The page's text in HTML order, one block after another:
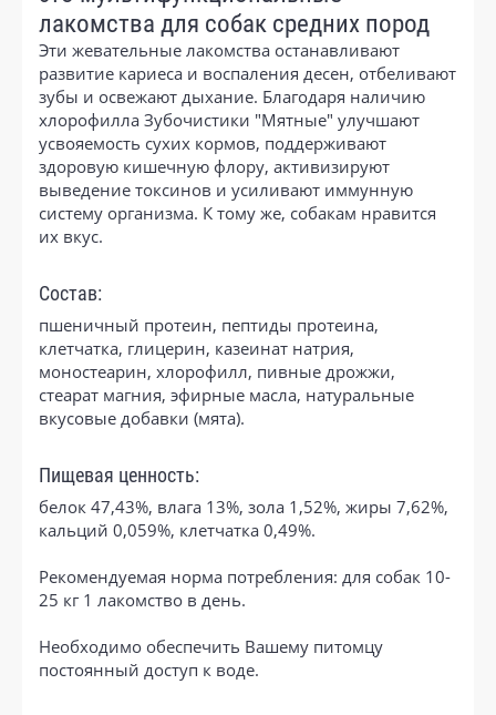
лакомства для собак средних пород
Эти жевательные лакомства останавливают
развитие кариеса и воспаления десен, отбеливают
зубы и освежают дыхание. Благодаря наличию
хлорофилла Зубочистики "Мятные" улучшают
усвояемость сухих кормов, поддерживают
здоровую кишечную флору, активизируют
выведение токсинов и усиливают иммунную
систему организма. К тому же, собакам нравится
их вкус.
Состав:
пшеничный протеин, пептиды протеина,
клетчатка, глицерин, казеинат натрия,
моностеарин, хлорофилл, пивные дрожжи,
стеарат магния, эфирные масла, натуральные
вкусовые добавки (мята).
Пищевая ценность:
белок 47,43%, влага 13%, зола 1,52%, жиры 7,62%,
кальций 0,059%, клетчатка 0,49%.
Рекомендуемая норма потребления: для собак 10-
25 кг 1 лакомство в день.
Необходимо обеспечить Вашему питомцу
постоянный доступ к воде.